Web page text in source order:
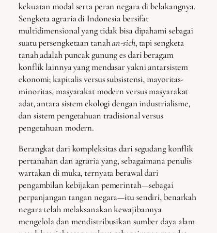
kekuatan modal serta peran negara di belakangnya.
Sengketa agraria di Indonesia bersifat
multidimensional yang tidak bisa dipahami sebagai
suatu persengketaan tanahan-sich, tapi sengketa
tanah adalah puncak gunung es dari beragam
konflik lainnya yang mendasar yakni antarsistem
ekonomi; kapitalis versus subsistensi, mayoritas-
minoritas, masyarakat modern versus masyarakat
adat, antara sistem ekologi dengan industrialisme,
dan sistem pengetahuan tradisional versus
pengetahuan modern.
Berangkat dari kompleksitas dari segudang konflik
pertanahan dan agraria yang, sebagaimana penulis
wartakan di muka, ternyata berawal dari
pengambilan kebijakan pemerintah—sebagai
perpanjangan tangan negara—itu sendiri, benarkah
negara telah melaksanakan kewajibannya
mengelola dan mendistribusikan sumber daya alam